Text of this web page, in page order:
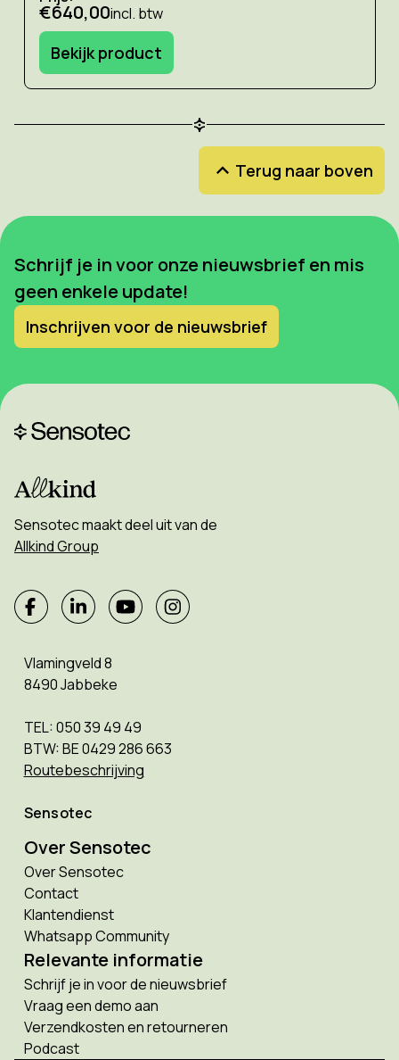
€640,00incl. btw
Bekijk product
Terug naar boven
Schrijf je in voor onze nieuwsbrief en mis
geen enkele update!
Inschrijven voor de nieuwsbrief
Sensotec maakt deel uit van de
Allkind Group
Vlamingveld 8
8490 Jabbeke
TEL: 050 39 49 49
BTW: BE 0429 286 663
Routebeschrijving
Sensotec
Over Sensotec
Over Sensotec
Contact
Klantendienst
Whatsapp Community
Relevante informatie
Schrijf je in voor de nieuwsbrief
Vraag een demo aan
Verzendkosten en retourneren
Podcast